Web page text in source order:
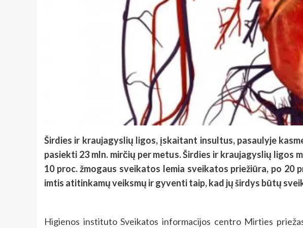
Širdies ir kraujagyslių ligos, įskaitant insultus, pasaulyje
pasiekti 23 mln. mirčių per metus. Širdies ir kraujagyslių
10 proc. žmogaus sveikatos lemia sveikatos priežiūra, po 20
imtis atitinkamų veiksmų ir gyventi taip, kad jų širdys būtų
Higienos instituto Sveikatos informacijos centro Mirties